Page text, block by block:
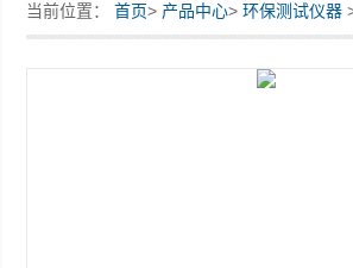
当前位置：首页> 产品中心>环保测试仪器